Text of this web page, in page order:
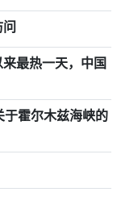
最热一天，中国
霍尔木兹海峡的